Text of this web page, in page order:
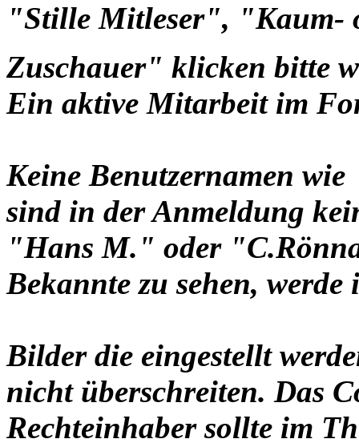
"Stille Mitleser", "Kaum-
Zuschauer" klicken bitte
Ein aktive Mitarbeit im
Keine Benutzernamen
sind in der Anmeldung
"Hans M." oder
Bekannte zu sehen,
Bilder die eingestellt
nicht überschreiten. Das
Rechteinhaber sollte im